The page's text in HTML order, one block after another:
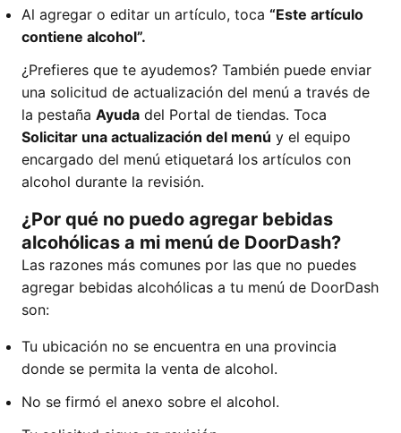
Al agregar o editar un artículo, toca “Este artículo
contiene alcohol”.
¿Prefieres que te ayudemos? También puede enviar
una solicitud de actualización del menú a través de
la pestaña Ayuda del Portal de tiendas. Toca
Solicitar una actualización del menú y el equipo
encargado del menú etiquetará los artículos con
alcohol durante la revisión.
¿Por qué no puedo agregar bebidas
alcohólicas a mi menú de DoorDash?
Las razones más comunes por las que no puedes
agregar bebidas alcohólicas a tu menú de DoorDash
son:
Tu ubicación no se encuentra en una provincia
donde se permita la venta de alcohol.
No se firmó el anexo sobre el alcohol.